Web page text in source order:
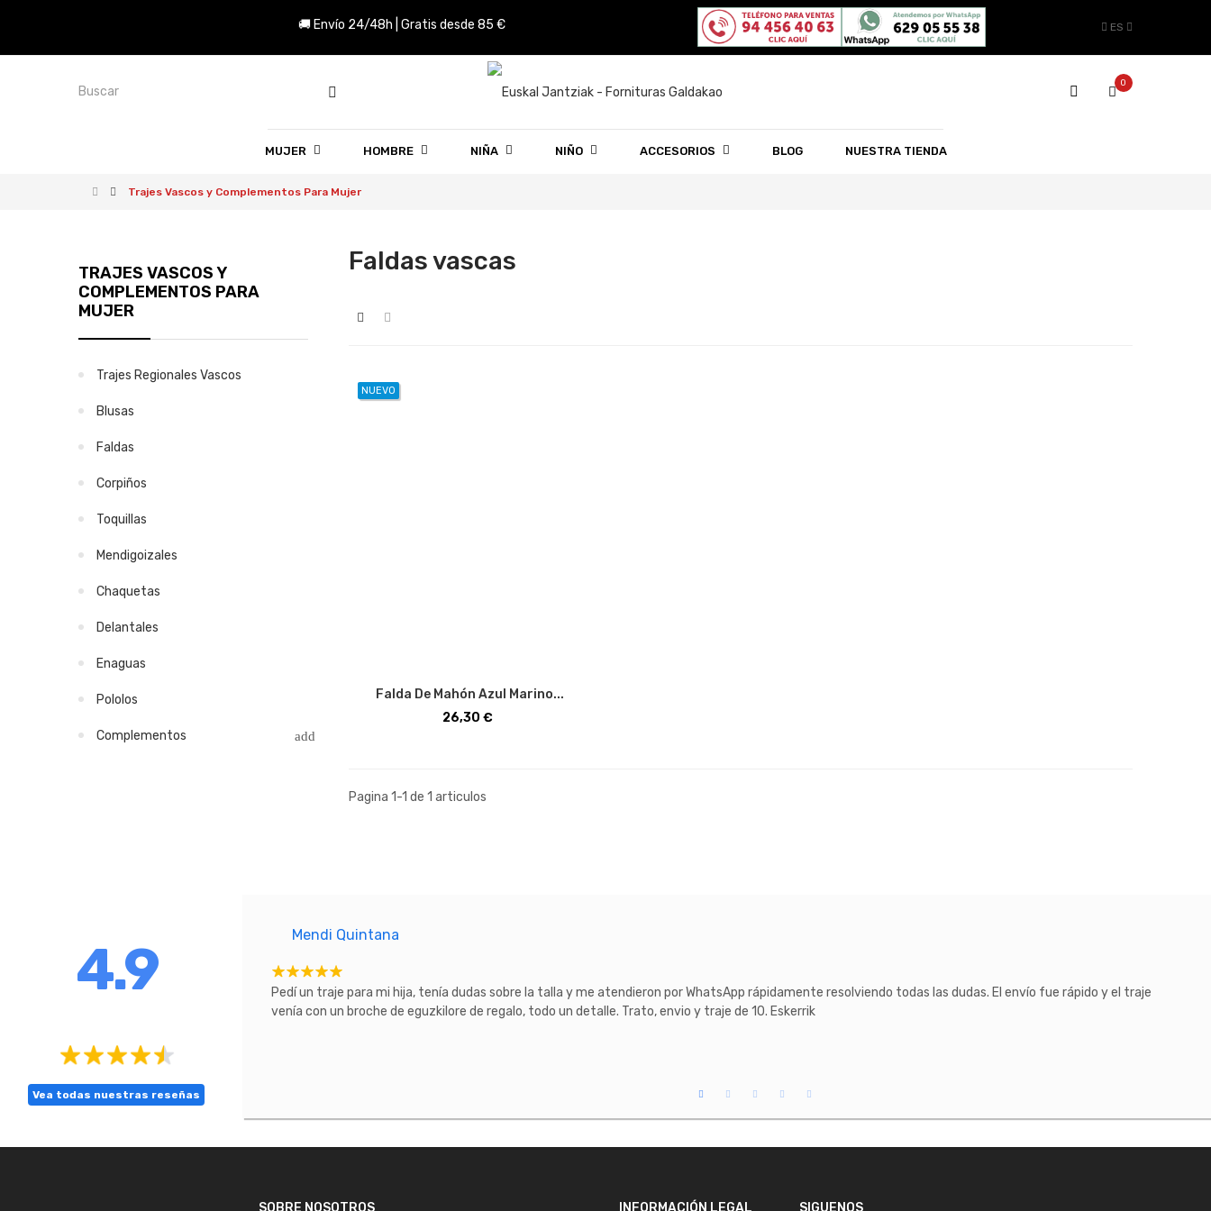
🚚 Envío 24/48h | Gratis desde 85 € ES
0
MUJER HOMBRE NIÑA NIÑO ACCESORIOS BLOG NUESTRA TIENDA
Trajes Vascos y Complementos Para Mujer
TRAJES VASCOS Y
COMPLEMENTOS PARA
MUJER
Trajes Regionales Vascos
Blusas
Faldas
Corpiños
Toquillas
Mendigoizales
Chaquetas
Delantales
Enaguas
Pololos
Complementos
Faldas vascas
NUEVO
Falda De Mahón Azul Marino...
Precio
26,30 €
Pagina 1-1 de 1 articulos
4.9
Vea todas nuestras reseñas
Mendi Quintana
Pedí un traje para mi hija, tenía dudas sobre la talla y me atendieron por WhatsApp rápidamente resolviendo todas las dudas. El envío fue rápido y el traje
venía con un broche de eguzkilore de regalo, todo un detalle. Trato, envio y traje de 10. Eskerrik